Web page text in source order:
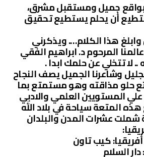
بواقع جميل ومستقبل مشرق،
أن يحلم يستطيع تحقيق
هذا الكلام…. ويذكرني
المرحوم د. ابراهيم الفقي
.. لا تتخلي عن حلمك ابدا .
وشاعرنا الجميل يصف النجاح
حلو مذاقته وهو مستمتع بما
المستويين العلمي والادبي
المتعة سياحة في بلاد الله
شملت عشرات المدن والبلدان